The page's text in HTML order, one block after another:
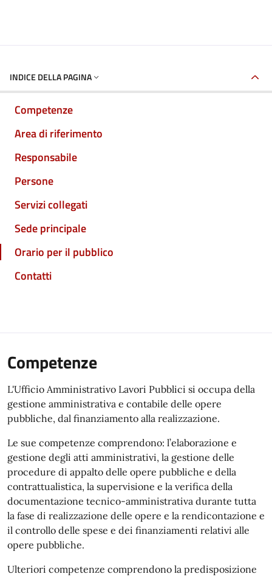
INDICE DELLA PAGINA
Competenze
Area di riferimento
Responsabile
Persone
Servizi collegati
Sede principale
Orario per il pubblico
Contatti
Competenze
L'Ufficio Amministrativo Lavori Pubblici si occupa della
gestione amministrativa e contabile delle opere
pubbliche, dal finanziamento alla realizzazione.
Le sue competenze comprendono: l’elaborazione e
gestione degli atti amministrativi, la gestione delle
procedure di appalto delle opere pubbliche e della
contrattualistica, la supervisione e la verifica della
documentazione tecnico-amministrativa durante tutta
la fase di realizzazione delle opere e la rendicontazione e
il controllo delle spese e dei finanziamenti relativi alle
opere pubbliche.
Ulteriori competenze comprendono la predisposizione